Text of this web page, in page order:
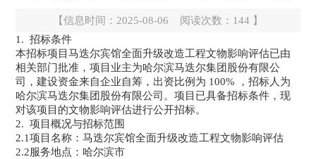
【信息时间：2025-08-06 阅读次数： 144 】
1. 招标条件
本招标项目马迭尔宾馆全面升级改造工程文物影响评估已由
相关部门批准，项目业主为哈尔滨马迭尔集团股份有限公
司，建设资金来自企业自筹，出资比例为 100% ，招标人为
哈尔滨马迭尔集团股份有限公司。项目已具备招标条件，现
对该项目的文物影响评估进行公开招标。
2. 项目概况与招标范围
2.1项目名称：马迭尔宾馆全面升级改造工程文物影响评估
2.2服务地点：哈尔滨市